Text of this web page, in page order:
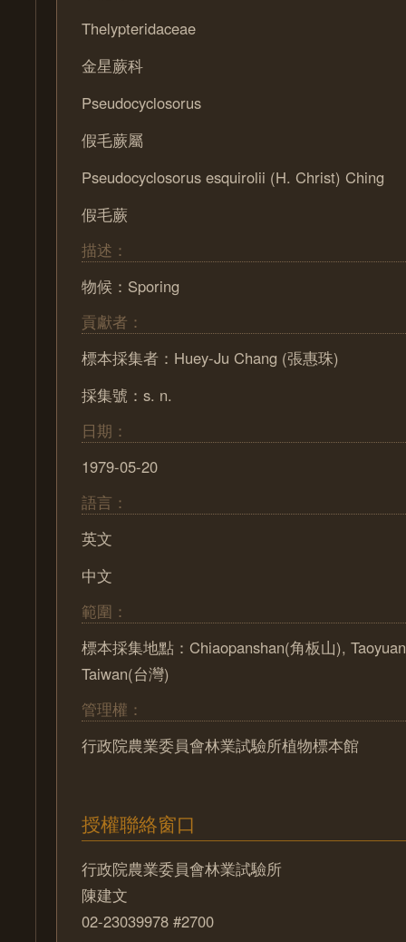
Thelypteridaceae
金星蕨科
Pseudocyclosorus
假毛蕨屬
Pseudocyclosorus esquirolii (H. Christ) Ching
假毛蕨
描述：
物候：Sporing
貢獻者：
標本採集者：Huey-Ju Chang (張惠珠)
採集號：s. n.
日期：
1979-05-20
語言：
英文
中文
範圍：
標本採集地點：Chiaopanshan(角板山),
Taiwan(台灣)
管理權：
行政院農業委員會林業試驗所植物標本館
授權聯絡窗口
行政院農業委員會林業試驗所
陳建文
02-23039978 #2700